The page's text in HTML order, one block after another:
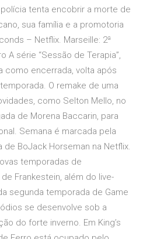
tenta encobrir a morte de
sua família e a promotoria
– Netflix. Marseille: 2ª
A série “Sessão de Terapia”,
como encerrada, volta após
O remake de uma
como Selton Mello, no
de Morena Baccarin, para
Semana é marcada pela
BoJack Horseman na Netflix.
temporadas de
Frankestein, além do live-
segunda temporada de Game
se desenvolve sob a
do forte inverno. Em King’s